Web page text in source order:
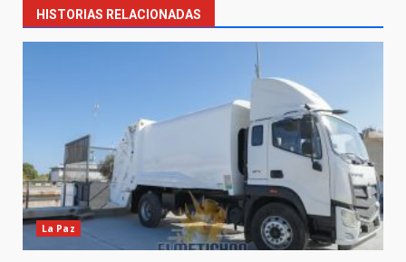
HISTORIAS RELACIONADAS
La Paz